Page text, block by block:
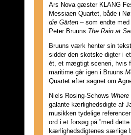
Ars Nova gæster KLANG
Messiaen Quartet, både i
die Gärten – som endte
Peter Bruuns The Rain at
Bruuns værk henter sin
sidder den skotske digter i
ét, et mægtigt sceneri, hvis
maritime går igen i Bruuns
Quartet efter sagnet om
Niels Rosing-Schows
galante kærlighedsdigte af
musikken tydelige
ord i et forsøg på ”med
kærlighedsdigtenes særlige